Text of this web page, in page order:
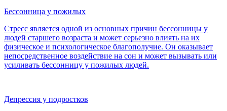
Бессонница у пожилых
Стресс является одной из основных причин бессонницы у
людей старшего возраста и может серьезно влиять на их
физическое и психологическое благополучие. Он оказывает
непосредственное воздействие на сон и может вызывать или
усиливать бессонницу у пожилых людей.
Депрессия у подростков